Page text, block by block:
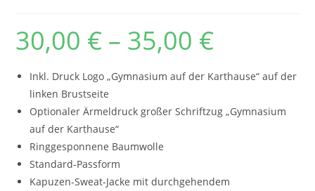
30,00 € – 35,00 €
Inkl. Druck Logo „Gymnasium auf der Karthause“ auf der
linken Brustseite
Optionaler Ärmeldruck großer Schriftzug „Gymnasium
auf der Karthause“
Ringgesponnene Baumwolle
Standard-Passform
Kapuzen-Sweat-Jacke mit durchgehendem